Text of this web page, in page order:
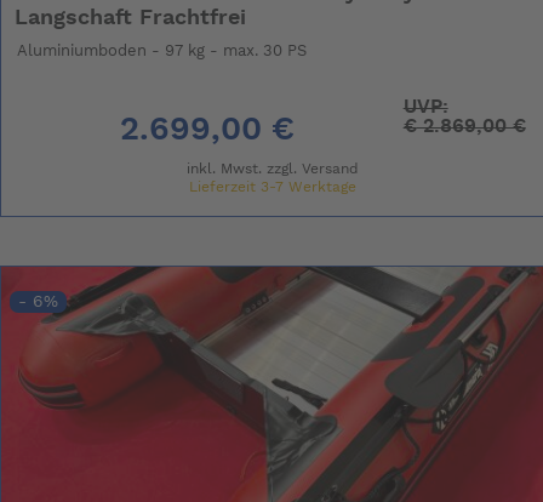
Langschaft Frachtfrei
Aluminiumboden - 97 kg - max. 30 PS
2.699,00 €
UVP:
€2.869,00 €
inkl. Mwst. zzgl. Versand
Lieferzeit 3-7 Werktage
- 6%